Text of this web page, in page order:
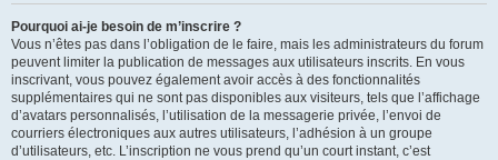
Pourquoi ai-je besoin de m’inscrire ?
Vous n’êtes pas dans l’obligation de le faire, mais les administrateurs du forum
peuvent limiter la publication de messages aux utilisateurs inscrits. En vous
inscrivant, vous pouvez également avoir accès à des fonctionnalités
supplémentaires qui ne sont pas disponibles aux visiteurs, tels que l’affichage
d’avatars personnalisés, l’utilisation de la messagerie privée, l’envoi de
courriers électroniques aux autres utilisateurs, l’adhésion à un groupe
d’utilisateurs, etc. L’inscription ne vous prend qu’un court instant, c’est